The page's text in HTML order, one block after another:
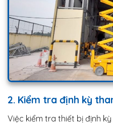
2. Kiểm tra định kỳ
Việc kiểm tra thiết bị định